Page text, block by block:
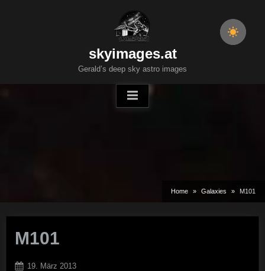
skyimages.at
Gerald’s deep sky astro images
Home Galaxies M101
M101
Posted
19. März 2013